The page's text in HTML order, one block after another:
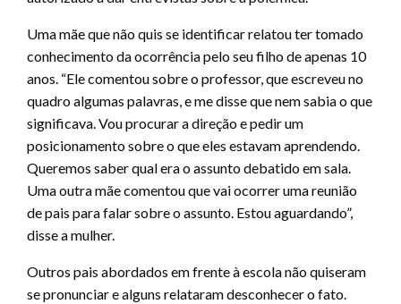
Uma mãe que não quis se identificar relatou ter tomado
conhecimento da ocorrência pelo seu filho de apenas 10
anos. “Ele comentou sobre o professor, que escreveu no
quadro algumas palavras, e me disse que nem sabia o que
significava. Vou procurar a direção e pedir um
posicionamento sobre o que eles estavam aprendendo.
Queremos saber qual era o assunto debatido em sala.
Uma outra mãe comentou que vai ocorrer uma reunião
de pais para falar sobre o assunto. Estou aguardando”,
disse a mulher.
Outros pais abordados em frente à escola não quiseram
se pronunciar e alguns relataram desconhecer o fato.